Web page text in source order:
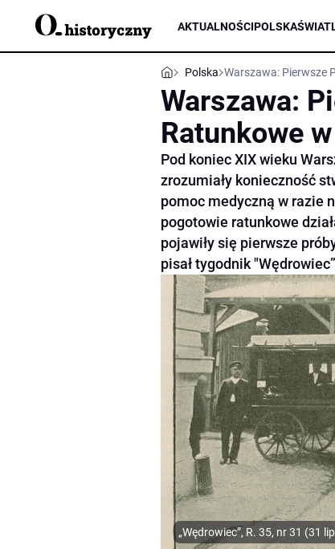
AKTUALNOŚCIPOLSKAŚWIAT
Polska Warszawa: Pierwsze
Warszawa:
Ratunkowe
Pod koniec XIX wieku
zrozumiały konieczność
pomoc medyczną w razie
pogotowie ratunkowe
pojawiły się pierwsze
pisał tygodnik
„Wędrowiec”, R. 35, nr 31 (31